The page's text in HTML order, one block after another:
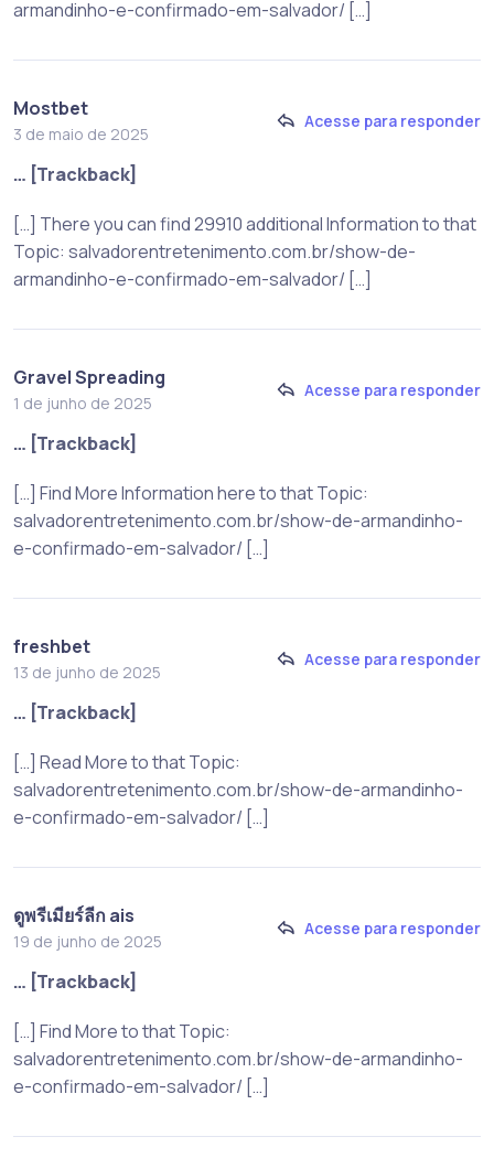
armandinho-e-confirmado-em-salvador/ […]
Mostbet
3 de maio de 2025
Acesse para responder
… [Trackback]
[…] There you can find 29910 additional Information to that
Topic: salvadorentretenimento.com.br/show-de-
armandinho-e-confirmado-em-salvador/ […]
Gravel Spreading
1 de junho de 2025
Acesse para responder
… [Trackback]
[…] Find More Information here to that Topic:
salvadorentretenimento.com.br/show-de-armandinho-
e-confirmado-em-salvador/ […]
freshbet
13 de junho de 2025
Acesse para responder
… [Trackback]
[…] Read More to that Topic:
salvadorentretenimento.com.br/show-de-armandinho-
e-confirmado-em-salvador/ […]
ดูพรีเมียร์ลีก ais
19 de junho de 2025
Acesse para responder
… [Trackback]
[…] Find More to that Topic:
salvadorentretenimento.com.br/show-de-armandinho-
e-confirmado-em-salvador/ […]